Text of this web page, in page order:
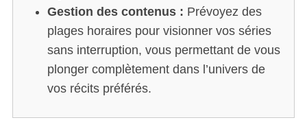
Gestion des contenus : Prévoyez des
plages horaires pour visionner vos séries
sans interruption, vous permettant de vous
plonger complètement dans l’univers de
vos récits préférés.